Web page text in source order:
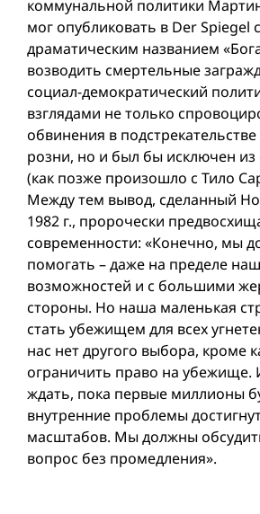
коммунальной политики
мог опубликовать в Der Spiegel
драматическим названием
возводить смертельные
социал-демократический
взглядами не только
обвинения в
розни, но и был бы исключен из
(как позже произошло с Тило
Между тем вывод, сделанный
1982 г., пророчески
современности: «Конечно, мы
помогать – даже на пределе
возможностей и с большими
стороны. Но наша маленькая
стать убежищем для всех
нас нет другого выбора, кроме
ограничить право на
ждать, пока первые миллионы
внутренние проблемы
масштабов. Мы должны
вопрос без промедления».